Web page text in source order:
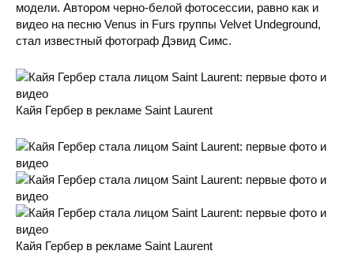
модели. Автором черно-белой фотосессии, равно как и
видео на песню Venus in Furs группы Velvet Undeground,
стал известный фотограф Дэвид Симс.
Кайя Гербер в рекламе Saint Laurent
Кайя Гербер в рекламе Saint Laurent